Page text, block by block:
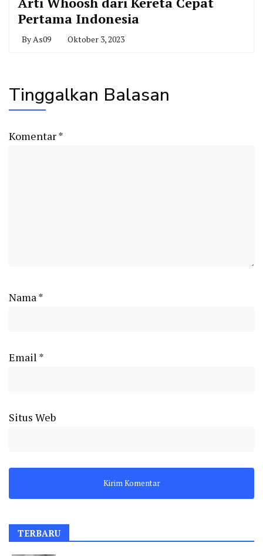
Pertama Indonesia
ByAs09 Oktober 3, 2023
Tinggalkan Balasan
Komentar*
Nama*
Email *
Situs Web
TERBARU